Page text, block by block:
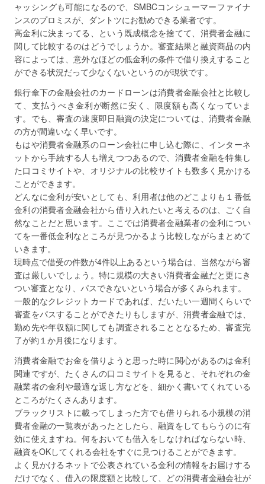
ャッシングも可能になるので、SMBCコンシューマーファイナ
ンスのプロミスが、ダントツにお勧めできる業者です。
高金利に決まってる、という既成概念を捨てて、消費者金融に
関して比較するのはどうでしょうか。審査結果と融資商品の内
容によっては、意外なほどの低金利の条件で借り換えすること
ができる状況だって少なくないというのが現状です。
銀行傘下の金融会社のカードローンは消費者金融会社と比較し
て、支払うべき金利が断然に安く、限度額も高くなっていま
す。でも、審査の速度即日融資の決定については、消費者金融
の方が間違いなく早いです。
もはや消費者金融系のローン会社に申し込む際に、インターネ
ットから手続する人も増えつつあるので、消費者金融を特集し
た口コミサイトや、オリジナルの比較サイトも数多く見かける
ことができます。
どんなに金利が安いとしても、利用者は他のどこよりも１番低
金利の消費者金融会社から借り入れたいと考えるのは、ごく自
然なことだと思います。ここでは消費者金融業者の金利につい
てを一番低金利なところが見つかるよう比較しながらまとめて
いきます。
現時点で借受の件数が4件以上あるという場合は、当然ながら審
査は厳しいでしょう。特に規模の大きい消費者金融だと更にき
つい審査となり、パスできないという場合が多くみられます。
一般的なクレジットカードであれば、だいたい一週間くらいで
審査をパスすることができたりもしますが、消費者金融では、
勤め先や年収額に関しても調査されることとなるため、審査完
了が約１か月後になります。
消費者金融でお金を借りようと思った時に関心があるのは金利
関連ですが、たくさんの口コミサイトを見ると、それぞれの金
融業者の金利や最適な返し方などを、細かく書いてくれている
ところがたくさんあります。
ブラックリストに載ってしまった方でも借りられる小規模の消
費者金融の一覧表があったとしたら、融資をしてもらうのに有
効に使えますね。何をおいても借入をしなければならない時、
融資をOKしてくれる会社をすぐに見つけることができます。
よく見かけるネットで公表されている金利の情報をお届けする
だけでなく、借入の限度額と比較して、どの消費者金融会社が